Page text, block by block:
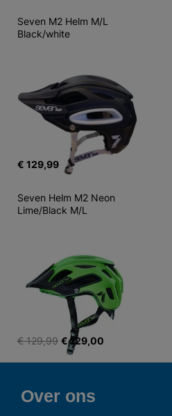
Seven M2 Helm M/L
Black/white
€ 129,99
Seven Helm M2 Neon
Lime/Black M/L
€ 129,99 € 129,00
Over ons